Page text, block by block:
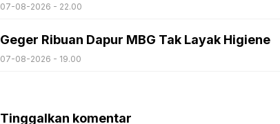
07-08-2026 - 22.00
Geger Ribuan Dapur MBG Tak Layak Higiene
07-08-2026 - 19.00
Tinggalkan komentar